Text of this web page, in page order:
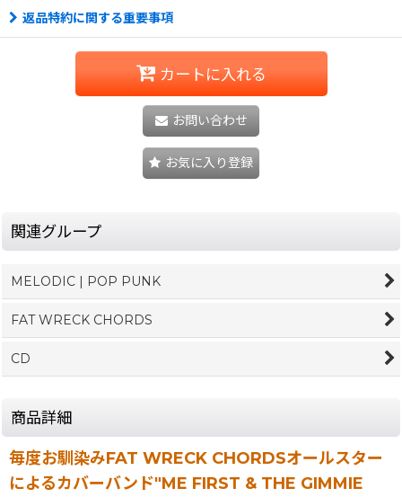
返品特約に関する重要事項
カートに入れる
お問い合わせ
お気に入り登録
関連グループ
MELODIC | POP PUNK
FAT WRECK CHORDS
CD
商品詳細
毎度お馴染みFAT WRECK CHORDSオールスター
によるカバーバンド"ME FIRST & THE GIMMIE